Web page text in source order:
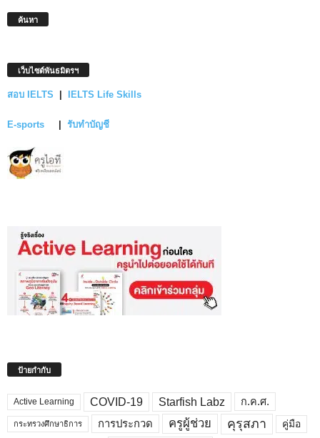
ค้นหา
เว็บไซต์พันธมิตรฯ
สอบ IELTS IELTS Life Skills
E-sports รับทำบัญชี
ป้ายกำกับ
Active Learning COVID-19 Starfish Labz ก.ค.ศ.
กระทรวงศึกษาธิการ การประกวด ครูผู้ช่วย คุรุสภา คู่มือ